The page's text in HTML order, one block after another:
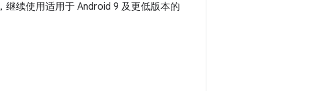
，继续使用适用于 Android 9 及更低版本的